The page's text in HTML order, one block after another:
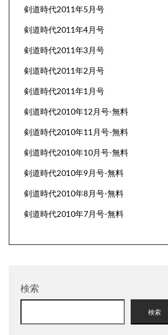
剣道時代2011年5月号
剣道時代2011年4月号
剣道時代2011年3月号
剣道時代2011年2月号
剣道時代2011年1月号
剣道時代2010年12月号-無料
剣道時代2010年11月号-無料
剣道時代2010年10月号-無料
剣道時代2010年9月号-無料
剣道時代2010年8月号-無料
剣道時代2010年7月号-無料
検索
検索